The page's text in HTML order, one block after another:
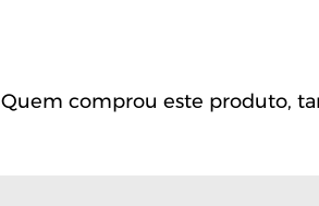
Quem comprou este produto,